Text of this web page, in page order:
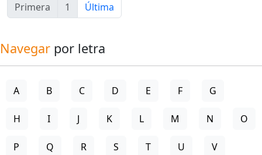
Primera 1 Última
Navegar por letra
A B C D E F G
H I J K L M N O
P Q R S T U V